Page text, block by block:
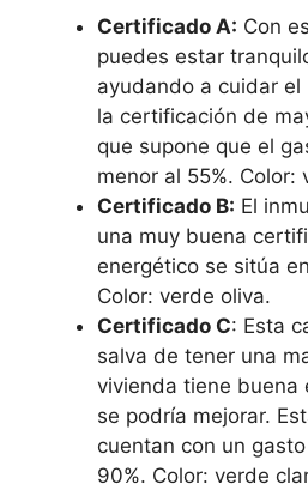
Certificado A: Con
puedes estar
ayudando a cuidar
la certificación de
que supone que el
menor al 55%. Color:
Certificado B: El
una muy buena
energético se sitúa
Color: verde oliva.
Certificado C: Esta
salva de tener una
vivienda tiene buena
se podría mejorar.
cuentan con un
90%. Color: verde